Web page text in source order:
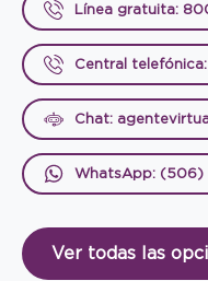
Línea gratuita:
Central
Chat:
WhatsApp: (506)
Ver todas las